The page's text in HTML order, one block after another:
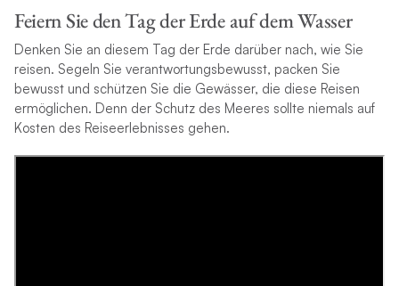
Feiern Sie den Tag der Erde auf dem Wasser
Denken Sie an diesem Tag der Erde darüber nach, wie Sie
reisen. Segeln Sie verantwortungsbewusst, packen Sie
bewusst und schützen Sie die Gewässer, die diese Reisen
ermöglichen. Denn der Schutz des Meeres sollte niemals auf
Kosten des Reiseerlebnisses gehen.